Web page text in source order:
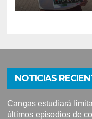
NOTICIAS
Cangas estudiará
últimos episodios de